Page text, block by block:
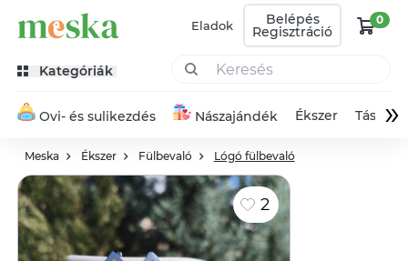
Eladok Belépés
Regisztráció
0
Kategóriák
Ovi- és sulikezdés Nászajándék Ékszer Táska»
Meska Ékszer Fülbevaló Lógó fülbevaló
2